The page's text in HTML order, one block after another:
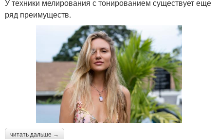
У техники мелирования с тонированием существует еще
ряд преимуществ.
читать дальше →